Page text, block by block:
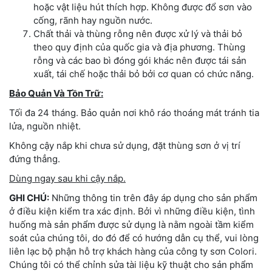
hoặc vật liệu hút thích hợp. Không được đổ sơn vào
cống, rãnh hay nguồn nước.
Chất thải và thùng rỗng nên được xử lý và thải bỏ
theo quy định của quốc gia và địa phương. Thùng
rỗng và các bao bì đóng gói khác nên được tái sản
xuất, tái chế hoặc thải bỏ bởi cơ quan có chức năng.
Bảo Quản Và Tồn Trữ:
Tối đa 24 tháng. Bảo quản nơi khô ráo thoáng mát tránh tia
lửa, nguồn nhiệt.
Không cậy nắp khi chưa sử dụng, đặt thùng sơn ở vị trí
đứng thẳng.
Dùng ngay sau khi cậy nắp.
GHI CHÚ: Những thông tin trên đây áp dụng cho sản phẩm
ở điều kiện kiểm tra xác định. Bởi vì những điều kiện, tình
huống mà sản phẩm được sử dụng là nằm ngoài tầm kiểm
soát của chúng tôi, do đó để có hướng dẫn cụ thể, vui lòng
liên lạc bộ phận hỗ trợ khách hàng của công ty sơn Colori.
Chúng tôi có thể chỉnh sửa tài liệu kỹ thuật cho sản phẩm